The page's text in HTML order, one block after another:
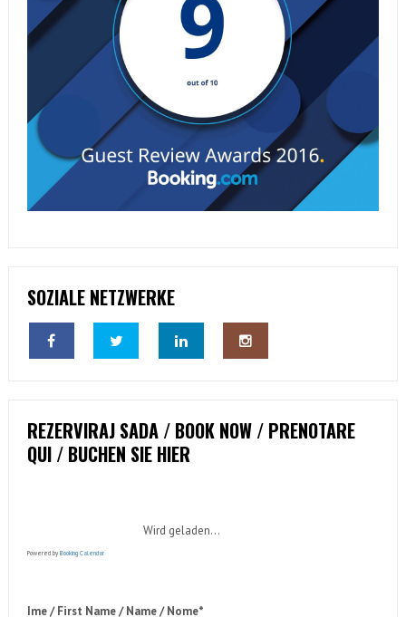
SOZIALE NETZWERKE
REZERVIRAJ SADA / BOOK NOW / PRENOTARE
QUI / BUCHEN SIE HIER
Wird geladen...
Powered by Booking Calendar
Ime / First Name / Name / Nome*